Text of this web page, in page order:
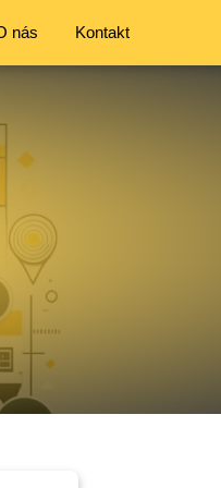
nás Kontakt